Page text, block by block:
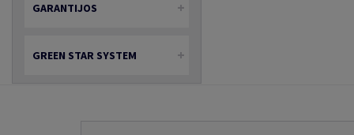
GARANTIJOS
GREEN STAR SYSTEM